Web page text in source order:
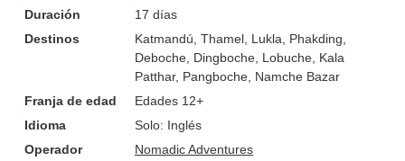
Duración
17 días
Destinos
Katmandú , Thamel , Lukla , Phakding
Deboche , Dingboche , Lobuche , Kala
Patthar, Pangboche , Namche Bazar
Franja de edad
Edades 12+
Idioma
Solo: Inglés
Operador
Nomadic Adventures